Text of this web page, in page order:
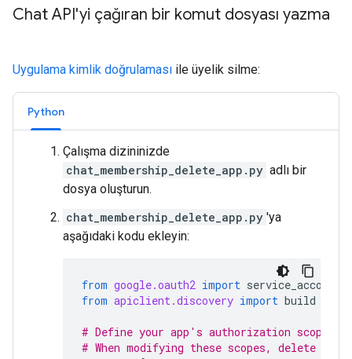
Chat API'yi çağıran bir komut dosyası yazma
Uygulama kimlik doğrulaması ile üyelik silme:
Python
Çalışma dizininizde
chat_membership_delete_app.py adlı bir
dosya oluşturun.
chat_membership_delete_app.py 'ya
aşağıdaki kodu ekleyin:
from google.oauth2 import service_account
from apiclient.discovery import build
# Define your app's authorization scopes.
# When modifying these scopes, delete